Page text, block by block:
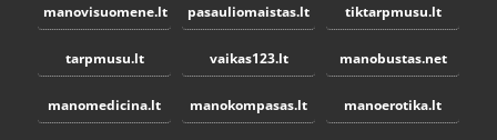
manovisuomene.lt pasauliomaistas.lt tiktarpmusu.lt
tarpmusu.lt vaikas123.lt manobustas.net
manomedicina.lt manokompasas.lt manoerotika.lt